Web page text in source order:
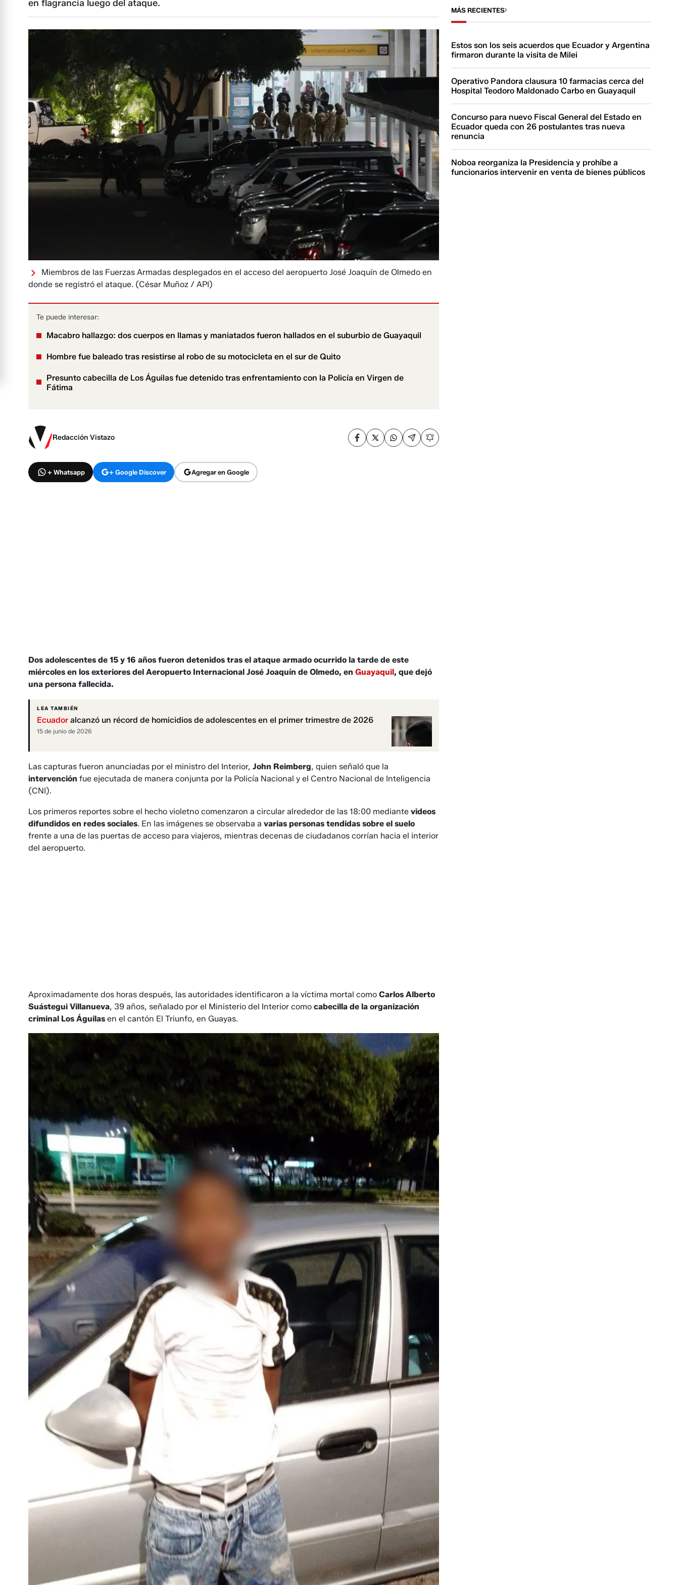
en flagrancia luego del ataque.
Miembros de las Fuerzas Armadas desplegados en el acceso del aeropuerto José Joaquín de Olmedo en
donde se registró el ataque. (César Muñoz / API)
Te puede interesar:
Macabro hallazgo: dos cuerpos en llamas y maniatados fueron hallados en el suburbio de Guayaquil
Hombre fue baleado tras resistirse al robo de su motocicleta en el sur de Quito
Presunto cabecilla de Los Águilas fue detenido tras enfrentamiento con la Policía en Virgen de
Fátima
Redacción Vistazo
+ Whatsapp + Google Discover Agregar en Google
Dos adolescentes de 15 y 16 años fueron detenidos tras el ataque armado ocurrido la tarde de este
miércoles en los exteriores del Aeropuerto Internacional José Joaquín de Olmedo, en Guayaquil, que dejó
una persona fallecida.
LEA TAMBIÉN
Ecuador alcanzó un récord de homicidios de adolescentes en el primer trimestre de 2026
15 de junio de 2026
Las capturas fueron anunciadas por el ministro del Interior, John Reimberg, quien señaló que la
intervención fue ejecutada de manera conjunta por la Policía Nacional y el Centro Nacional de Inteligencia
(CNI).
Los primeros reportes sobre el hecho violetno comenzaron a circular alrededor de las 18:00 mediante videos
difundidos en redes sociales. En las imágenes se observaba a varias personas tendidas sobre el suelo
frente a una de las puertas de acceso para viajeros, mientras decenas de ciudadanos corrían hacia el interior
del aeropuerto.
Aproximadamente dos horas después, las autoridades identificaron a la víctima mortal como Carlos Alberto
Suástegui Villanueva, 39 años, señalado por el Ministerio del Interior como cabecilla de la organización
criminal Los Águilas en el cantón El Triunfo, en Guayas.
MÁS RECIENTES
Estos son los seis acuerdos que Ecuador y Argentina
firmaron durante la visita de Milei
Operativo Pandora clausura 10 farmacias cerca del
Hospital Teodoro Maldonado Carbo en Guayaquil
Concurso para nuevo Fiscal General del Estado en
Ecuador queda con 26 postulantes tras nueva
renuncia
Noboa reorganiza la Presidencia y prohíbe a
funcionarios intervenir en venta de bienes públicos